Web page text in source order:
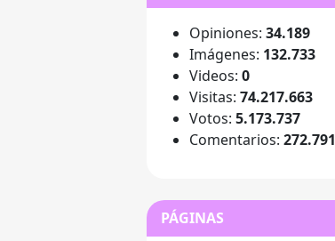
Opiniones: 34.189
Imágenes: 132.733
Videos: 0
Visitas: 74.217.663
Votos: 5.173.737
Comentarios: 272.791
PÁGINAS